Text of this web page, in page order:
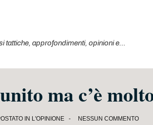
tattiche, approfondimenti, opinioni e…
ma c’è
IN L'OPINIONE NESSUN COMMENTO